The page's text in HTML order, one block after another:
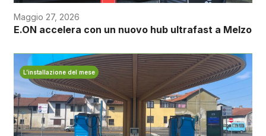
Maggio 27, 2026
E.ON accelera con un nuovo hub ultrafast a Melzo
L’installazione del mese